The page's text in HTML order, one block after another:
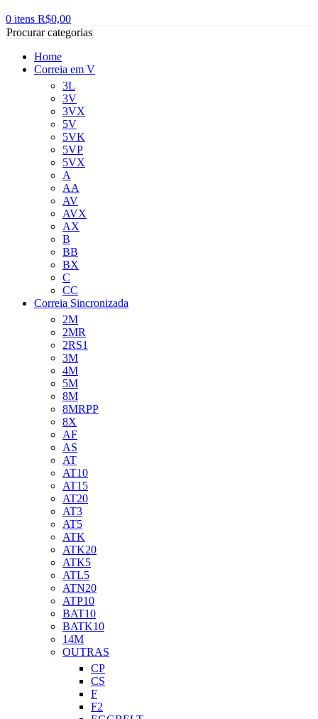
0 itens R$0,00
Procurar categorias
Home
Correia em V
3L
3V
3VX
5V
5VK
5VP
5VX
A
AA
AV
AVX
AX
B
BB
BX
C
CC
Correia Sincronizada
2M
2MR
2RS1
3M
4M
5M
8M
8MRPP
8X
AF
AS
AT
AT10
AT15
AT20
AT3
AT5
ATK
ATK20
ATK5
ATL5
ATN20
ATP10
BAT10
BATK10
14M
OUTRAS
CP
CS
F
F2